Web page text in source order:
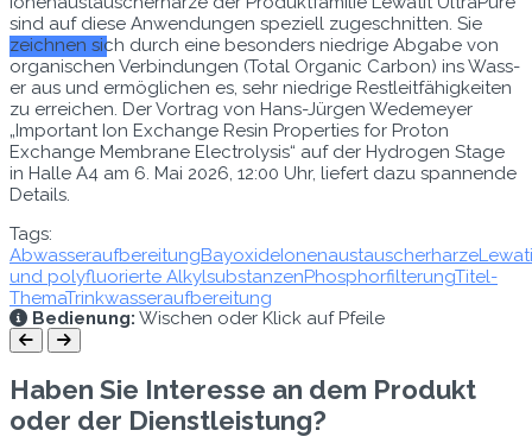
Zum E-Mag
sind auf diese Anwen­dun­gen speziell zugeschnit­ten. Sie
zeich­nen sich durch eine beson­ders niedrige Abgabe von
organ­is­chen Verbindun­gen (Total Organ­ic Car­bon) ins Wass­
er aus und ermöglichen es, sehr niedrige Restleit­fähigkeit­en
zu erre­ichen. Der Vor­trag von Hans-Jür­gen Wede­mey­er
„Impor­tant Ion Exchange Resin Prop­er­ties for Pro­ton
Exchange Mem­brane Elec­trol­y­sis“ auf der Hydro­gen Stage
in Halle A4 am 6. Mai 2026, 12:00 Uhr, liefert dazu span­nende
Details.
Tags:
AbwasseraufbereitungBayoxideIonenaustauscherharze
und polyfluorierte AlkylsubstanzenPhosphorfilterungTitel-
ThemaTrinkwasseraufbereitung
Bedienung: Wischen oder Klick auf Pfeile
Haben Sie Interesse an dem Produkt
oder der Dienstleistung?